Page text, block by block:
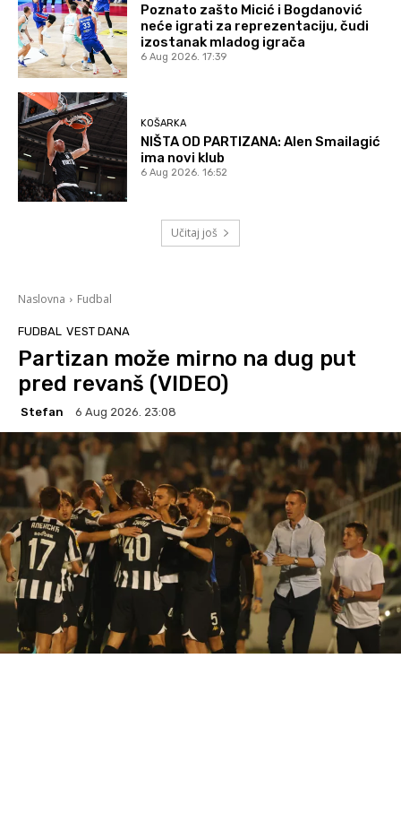
Poznato zašto Micić i Bogdanović
neće igrati za reprezentaciju, čudi
izostanak mladog igrača
6 Aug 2026. 17:39
KOŠARKA
NIŠTA OD PARTIZANA: Alen Smailagić
ima novi klub
6 Aug 2026. 16:52
Učitaj još